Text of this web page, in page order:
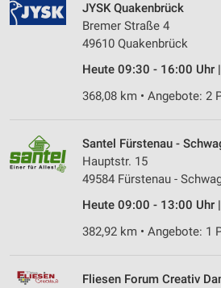
JYSK Quakenbrück
Bremer Straße 4
49610 Quakenbrück
Heute 09:30 - 16:00 Uhr |
368,08 km • Angebote: 2
Santel Fürstenau -
Hauptstr. 15
49584 Fürstenau -
Heute 09:00 - 13:00 Uhr |
382,92 km • Angebote: 1
Fliesen Forum Creativ